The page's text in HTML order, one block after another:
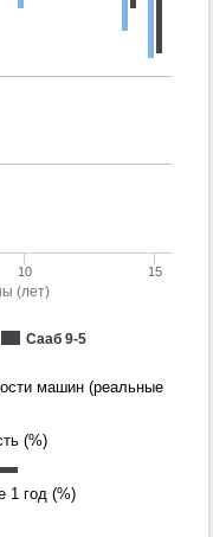
(лет)
Сааб 9-5
10 15
машин (реальные
(%)
1 год (%)